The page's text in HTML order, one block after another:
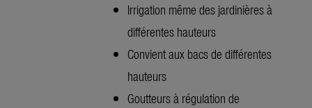
Irrigation même des jardinières à
différentes hauteurs
Convient aux bacs de différentes
hauteurs
Goutteurs à régulation de